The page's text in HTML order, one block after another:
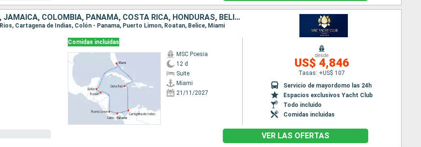
ESTADOS UNIDOS, JAMAICA, COLOMBIA, PANAMÁ, COSTA RICA, HONDURAS, BELICE
Cartagena de Indias, Colón - Panama, Puerto Limon, Roatan, Belice, Miami
Comidas incluidas
MSC Poesia
12 d
Suite
Miami
21/11/2027
desde
US$ 4,846
Tasas: +US$ 107
Servicio de mayordomo las 24h
Espacios exclusivos Yacht Club
Todo incluido
Comidas incluidas
VER LAS OFERTAS